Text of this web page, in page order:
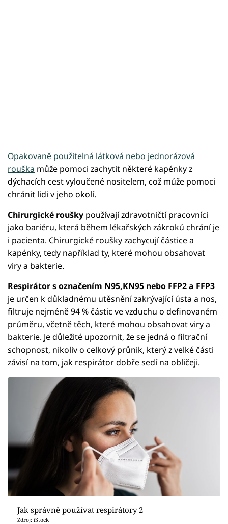
Opakovaně použitelná látková ​​nebo jednorázová
rouška ​​může pomoci zachytit některé kapénky z
dýchacích cest vyloučené nositelem, což může pomoci
chránit lidi v jeho okolí.
Chirurgické roušky používají zdravotničtí pracovníci
jako bariéru, která během lékařských zákroků chrání je
i pacienta. Chirurgické roušky zachycují částice a
kapénky, tedy například ty, které mohou obsahovat
viry a bakterie.
Respirátor s označením N95,KN95 nebo FFP2 a FFP3
je určen k důkladnému utěsnění zakrývající ústa a nos,
filtruje nejméně 94 % částic ve vzduchu o definovaném
průměru, včetně těch, které mohou obsahovat viry a
bakterie. Je důležité upozornit, že se jedná o filtrační
schopnost, nikoliv o celkový průnik, který z velké části
závisí na tom, jak respirátor dobře sedí na obličeji.
Jak správně používat respirátory 2
Zdroj: iStock